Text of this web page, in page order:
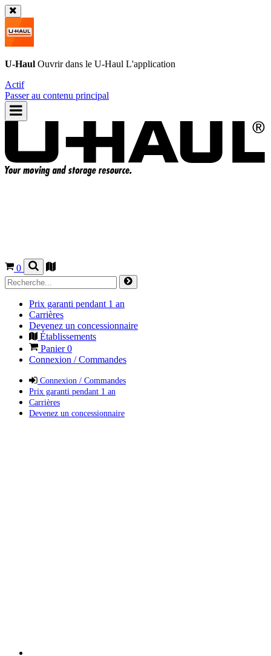
U-Haul Ouvrir dans le U-Haul L'application
Actif
Passer au contenu principal
0
Prix garanti pendant 1 an
Carrières
Devenez un concessionnaire
Établissements
Panier0
Connexion / Commandes
Connexion / Commandes
Prix garanti pendant 1 an
Carrières
Devenez un concessionnaire